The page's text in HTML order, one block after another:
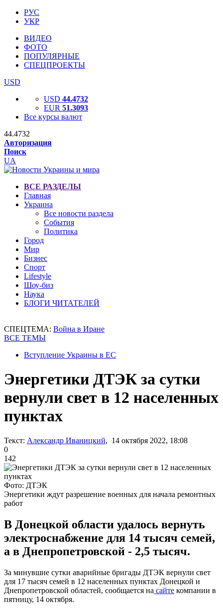
РУС
УКР
ВИДЕО
ФОТО
ПОПУЛЯРНЫЕ
СПЕЦПРОЕКТЫ
USD
USD 44.4732
EUR 51.3093
Все курсы валют
44.4732
Авторизация
Поиск
UA
ВСЕ РАЗДЕЛЫ
Главная
Украина
Все новости раздела
События
Политика
Город
Мир
Бизнес
Спорт
Lifestyle
Шоу-биз
Наука
БЛОГИ ЧИТАТЕЛЕЙ
СПЕЦТЕМА: Война в Иране
ВСЕ ТЕМЫ
Вступление Украины в ЕС
Энергетики ДТЭК за сутки
вернули свет в 12 населенных
пунктах
Текст: Александр Иваницкий, 14 октября 2022, 18:08
0
142
Фото: ДТЭК
Энергетики ждут разрешение военных для начала ремонтных
работ
В Донецкой области удалось вернуть
электроснабжение для 14 тысяч семей,
а в Днепропетровской - 2,5 тысяч.
За минувшие сутки аварийные бригады ДТЭК вернули свет
для 17 тысяч семей в 12 населенных пунктах Донецкой и
Днепропетровской областей, сообщается на сайте компании в
пятницу, 14 октября.